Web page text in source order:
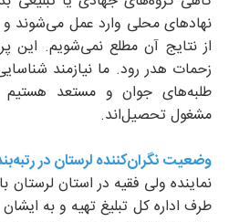
نهادهای محلی وارد عمل می‌شوند و
از نتایج آن مطلع نمی‌شویم. این
زحمات هدر رود. ما نیازمند
طلبه‌های جوان و مستعد هستیم
مشغول تحصیل‌اند.
وضعیت نگران‌کننده لرستان در
نماینده ولی فقیه در استان لرستان
طرف اداره کل تبلیغ تهیه و به